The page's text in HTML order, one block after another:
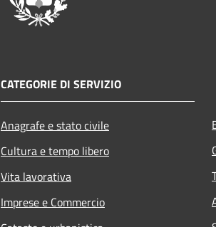
CATEGORIE DI SERVIZIO
Anagrafe e stato civile
Cultura e tempo libero
Vita lavorativa
Imprese e Commercio